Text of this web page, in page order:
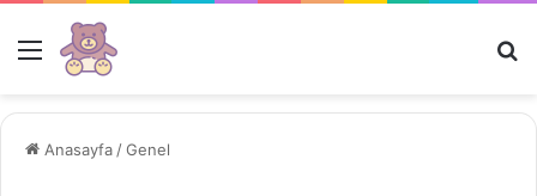
Menü
Anasayfa /Genel